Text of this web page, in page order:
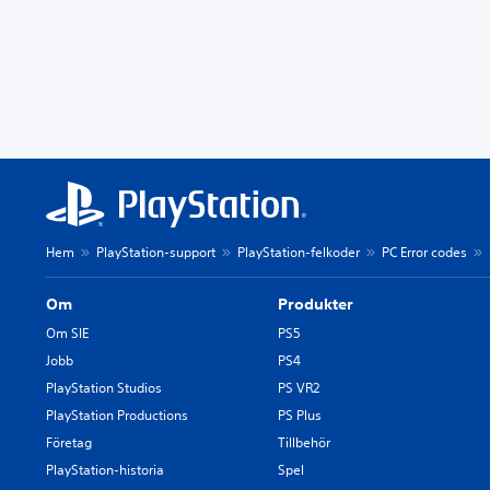
Hem PlayStation-support PlayStation-felkoder PC Error codes
Om
Om SIE
Jobb
PlayStation Studios
PlayStation Productions
Företag
PlayStation-historia
Produkter
PS5
PS4
PS VR2
PS Plus
Tillbehör
Spel